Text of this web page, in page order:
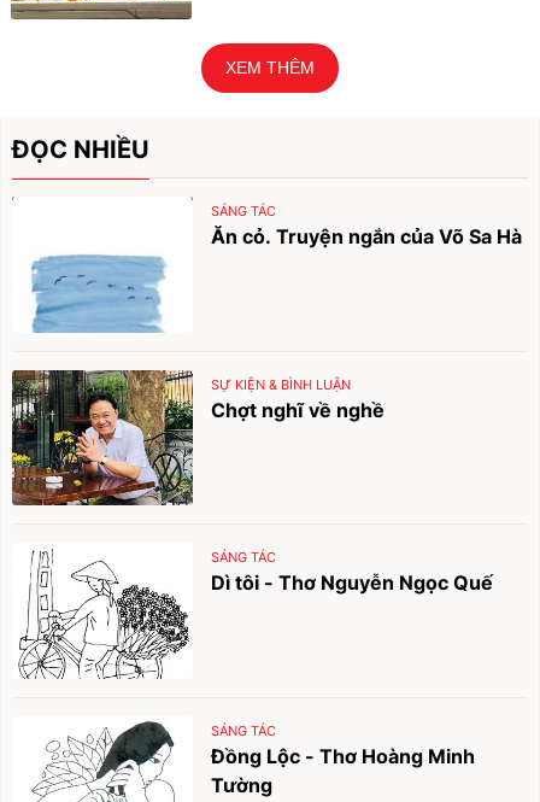
XEM THÊM
ĐỌC NHIỀU
SÁNG TÁC
Ăn cỏ. Truyện ngắn của Võ Sa Hà
SỰ KIỆN & BÌNH LUẬN
Chợt nghĩ về nghề
SÁNG TÁC
Dì tôi - Thơ Nguyễn Ngọc Quế
SÁNG TÁC
Đồng Lộc - Thơ Hoàng Minh
Tường